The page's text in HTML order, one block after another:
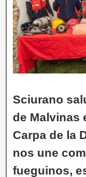
Sciurano
de Malvinas
Carpa de la
nos une
fueguinos,